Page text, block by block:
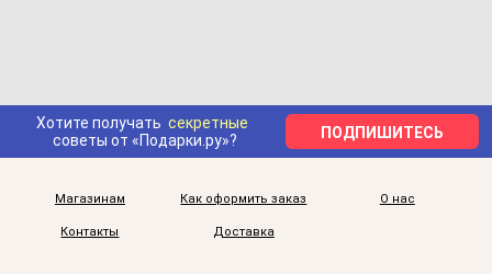
Хотите получать секретные
советы от «Подарки.ру»?
ПОДПИШИТЕСЬ
Магазинам Как оформить заказ О нас
Контакты Доставка